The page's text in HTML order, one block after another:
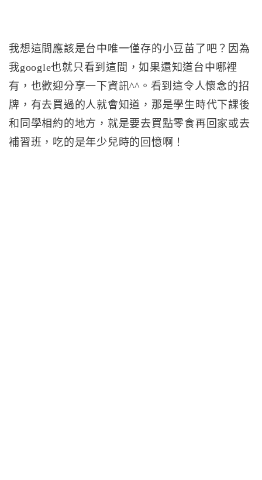
我想這間應該是台中唯一僅存的小豆苗了吧？因為
我google也就只看到這間，如果還知道台中哪裡
有，也歡迎分享一下資訊^^。看到這令人懷念的招
牌，有去買過的人就會知道，那是學生時代下課後
和同學相約的地方，就是要去買點零食再回家或去
補習班，吃的是年少兒時的回憶啊！